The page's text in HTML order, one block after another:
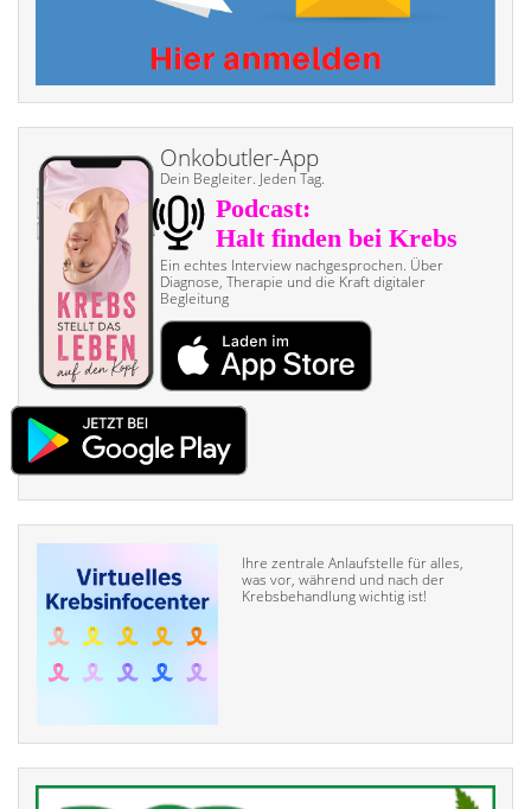
Onkobutler-App
Dein Begleiter. Jeden Tag.
Ein echtes Interview nach­gesprochen. Über
Diagnose, Therapie und die Kraft digitaler
Begleitung
Ihre zentrale Anlaufstelle für alles,
was vor, während und nach der
Krebsbehandlung wichtig ist!